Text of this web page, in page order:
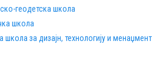
геодетска школа
школа
школа за дизајн, технологију и менаџмент